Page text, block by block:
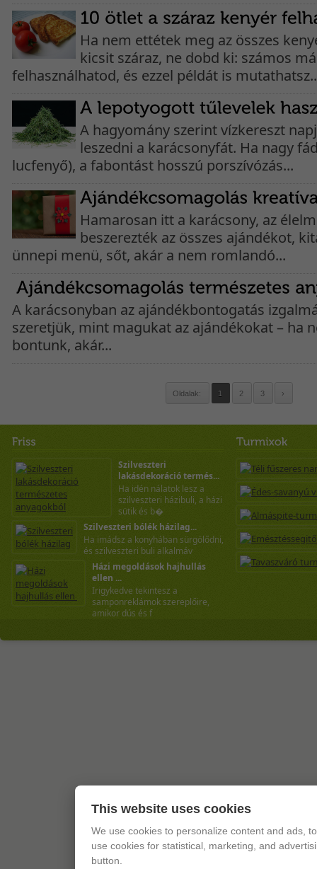
Ha nem ettétek meg az összes
kicsit száraz, ne dobd ki: számos
felhasználhatod, és ezzel példát is
A hagyomány szerint vízkereszt
leszedni a karácsonyfát. Ha nagy
lucfenyő), a fabontást hosszú porszívózás...
Hamarosan itt a karácsony, az
beszerezték az összes ajándékot,
ünnepi menü, sőt, akár a nem romlandó...
A karácsonyban az ajándékbontogatás
szeretjük, mint magukat az ajándékokat – ha
bontunk, akár...
Oldalak: 1 2 3 ›
Szilveszteri
lakásdekoráció termés...
Ha idén nálatok lesz a
szilveszteri házibuli, a házi
sütik és b�
Szilveszteri bólék házilag...
Ha imádsz a konyhában sürgölődni,
és szilveszteri buli alkalmáv
Házi megoldások hajhullás
ellen ...
Irigykedve tekintesz a
samponreklámok szereplőire,
amikor dús és f
This website uses cookies
We use cookies to personalize content and ads,
use cookies for statistical, marketing, and
button.